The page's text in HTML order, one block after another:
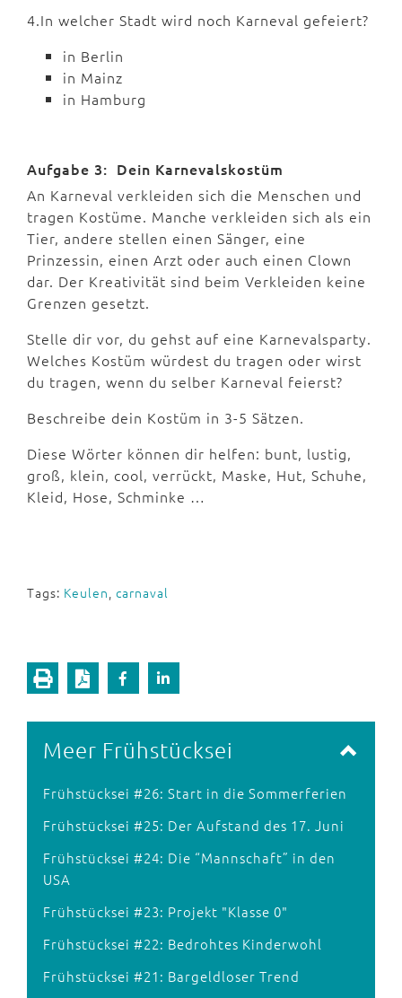
4.In welcher Stadt wird noch Karneval gefeiert?
in Berlin
in Mainz
in Hamburg
Aufgabe 3: Dein Karnevalskostüm
An Karneval verkleiden sich die Menschen und
tragen Kostüme. Manche verkleiden sich als ein
Tier, andere stellen einen Sänger, eine
Prinzessin, einen Arzt oder auch einen Clown
dar. Der Kreativität sind beim Verkleiden keine
Grenzen gesetzt.
Stelle dir vor, du gehst auf eine Karnevalsparty.
Welches Kostüm würdest du tragen oder wirst
du tragen, wenn du selber Karneval feierst?
Beschreibe dein Kostüm in 3-5 Sätzen.
Diese Wörter können dir helfen: bunt, lustig,
groß, klein, cool, verrückt, Maske, Hut, Schuhe,
Kleid, Hose, Schminke …
Tags: Keulen, carnaval
Meer Frühstücksei
Frühstücksei #26: Start in die Sommerferien
Frühstücksei #25: Der Aufstand des 17. Juni
Frühstücksei #24: Die “Mannschaft” in den
USA
Frühstücksei #23: Projekt "Klasse 0"
Frühstücksei #22: Bedrohtes Kinderwohl
Frühstücksei #21: Bargeldloser Trend